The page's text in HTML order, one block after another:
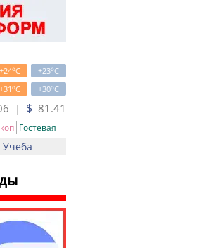
+23oC
+24oC
+30oC
+31oC
| $ 81.41
Гостевая
Учеба